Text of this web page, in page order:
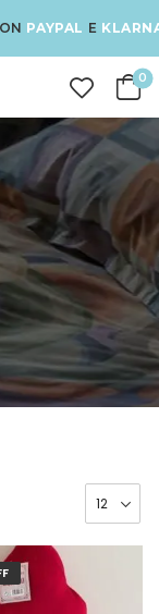
EKLARNA| USA
0